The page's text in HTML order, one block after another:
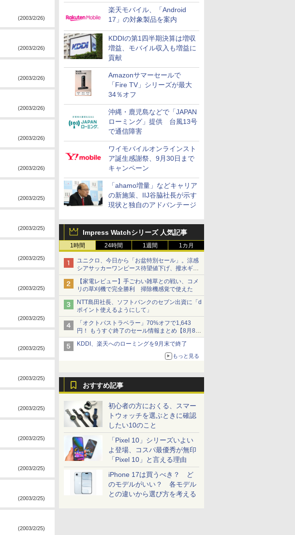
楽天モバイル、「Android
17」の対象製品を案内
KDDIの第1四半期決算は増収
増益、モバイル収入も増益に
貢献
Amazonサマーセールで
「Fire TV」シリーズが最大
34％オフ
沖縄・鹿児島などで「JAPAN
ローミング」提供 台風13号
で通信障害
ワイモバイルオンラインスト
ア誕生感謝祭、9月30日まで
キャンペーン
「ahamo増量」などキャリア
の新施策、IIJ谷脇社長が示す
現状と独自のアドバンテージ
Impress Watchシリーズ 人気記事
1時間 24時間 1週間 1カ月
ユニクロ、今日から「お盆特別セール」。涼感
シアサッカーワンピース待望値下げ、撥水ギア
ショーツは1990円に
【家電レビュー】手ごわい雑草との戦い、コメ
リの草刈機で完全勝利 掃除機感覚で使えた
NTT島田社長、ソフトバンクのセブン出資に「d
ポイント使えるようにして」
「オクトパストラベラー」70%オフで1,643
円！ もうすぐ終了のセール情報まとめ【8月8日
更新】
ニンテンドーeショップでは「大神 絶景版」が
KDDI、楽天へのローミングを9月末で終了
もっと見る
おすすめ記事
初心者の方におくる、スマー
トウォッチを選ぶときに確認
したい10のこと
「Pixel 10」シリーズいよい
よ登場、コスパ最優秀が無印
「Pixel 10」と言える理由
iPhone 17は買うべき？ ど
のモデルがいい？ 各モデル
との違いから選び方を考える
(2003/2/26)
(2003/2/26)
(2003/2/26)
(2003/2/26)
(2003/2/26)
(2003/2/26)
(2003/2/25)
(2003/2/25)
(2003/2/25)
(2003/2/25)
(2003/2/25)
(2003/2/25)
(2003/2/25)
(2003/2/25)
(2003/2/25)
(2003/2/25)
(2003/2/25)
(2003/2/25)